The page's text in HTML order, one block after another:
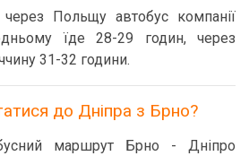
Польщу автобус компанії
їде 28-29 годин, через
31-32 години.
до Дніпра з Брно?
маршрут Брно - Дніпро